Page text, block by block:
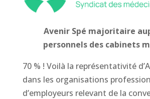
Avenir Spé majoritaire
personnels des cabinets
70 % ! Voilà la représentativité
dans les organisations
d’employeurs relevant de la